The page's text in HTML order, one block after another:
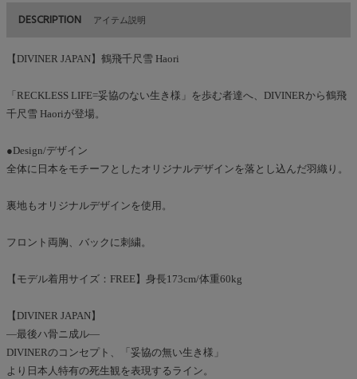
DESCRIPTION アイテム説明
【DIVINER JAPAN】鶴飛千尺雪 Haori
「RECKLESS LIFE=妥協のない生き様」を歩む者達へ、DIVINERから鶴飛
千尺雪 Haoriが登場。
●Design/デザイン
全体に日本をモチーフとしたオリジナルデザインを落とし込んだ羽織り。
裏地もオリジナルデザインを使用。
フロント両胸、バックに刺繍。
【モデル着用サイズ：FREE】身長173cm/体重60kg
【DIVINER JAPAN】
―最後ハ骨ニ成ル―
DIVINERのコンセプト、「妥協の無い生き様」
より日本人特有の死生観を表現するライン。